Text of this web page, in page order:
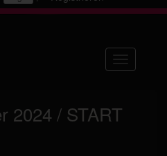
2024 / START